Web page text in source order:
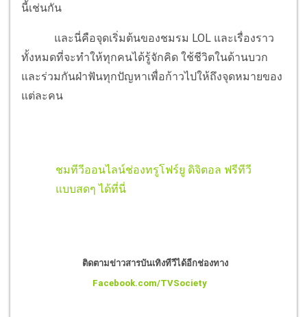
นี้เช่นกัน
และนี่คือจุดเริ่มต้นของชมรม LOL และเรื่องราว
ทั้งหมดที่จะทำให้ทุกคนได้รู้จักคิด ใช้ชีวิตในด้านบวก
และร่วมกันฝ่าฟันทุกปัญหาเพื่อก้าวไปให้ถึงจุดหมายของ
แต่ละคน
ชมทีวีออนไลน์ช่องทรูโฟร์ยู ดิจิตอล ฟรีทีวี
แบบสดๆ ได้ที่นี่
ติดตามข่าวสารบันเทิงทีวีได้อีกช่องทาง
Facebook.com/TVSociety